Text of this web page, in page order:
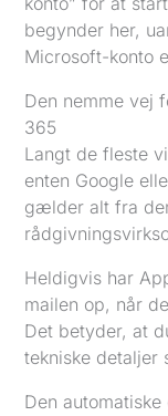
begynder her,
Microsoft-konto
Den nemme vej
365
Langt de fleste
enten Google
gælder alt fra
Heldigvis har
mailen op, når
Det betyder, at
tekniske detaljer
Den